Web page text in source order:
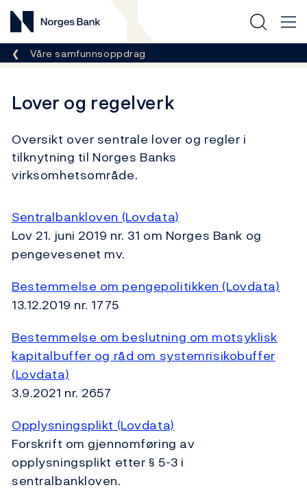
Norges Bank
Her er du nå:
Våre samfunnsoppdrag
Lover og regelverk
Oversikt over sentrale lover og regler i
tilknytning til Norges Banks
virksomhetsområde.
Sentralbankloven (Lovdata)
Lov 21. juni 2019 nr. 31 om Norges Bank og
pengevesenet mv.
Bestemmelse om pengepolitikken (Lovdata)
13.12.2019 nr. 1775
Bestemmelse om beslutning om motsyklisk
kapitalbuffer og råd om systemrisikobuffer
(Lovdata)
3.9.2021 nr. 2657
Opplysningsplikt (Lovdata)
Forskrift om gjennomføring av
opplysningsplikt etter § 5-3 i
sentralbankloven.